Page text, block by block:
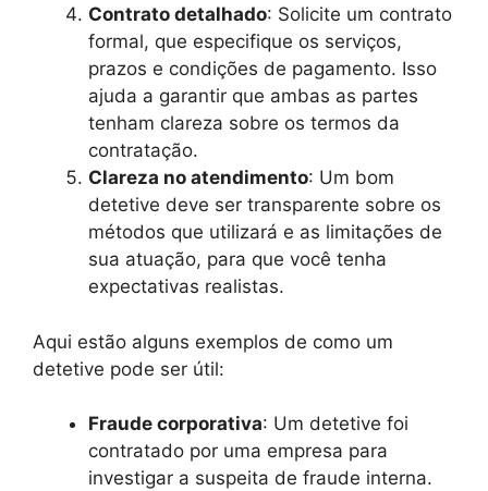
Contrato detalhado: Solicite um contrato
formal, que especifique os serviços,
prazos e condições de pagamento. Isso
ajuda a garantir que ambas as partes
tenham clareza sobre os termos da
contratação.
Clareza no atendimento: Um bom
detetive deve ser transparente sobre os
métodos que utilizará e as limitações de
sua atuação, para que você tenha
expectativas realistas.
Aqui estão alguns exemplos de como um
detetive pode ser útil:
Fraude corporativa: Um detetive foi
contratado por uma empresa para
investigar a suspeita de fraude interna.